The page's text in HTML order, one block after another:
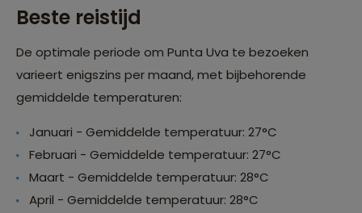
Beste reistijd
De optimale periode om Punta Uva te bezoeken
varieert enigszins per maand, met bijbehorende
gemiddelde temperaturen:
Januari - Gemiddelde temperatuur: 27°C
Februari - Gemiddelde temperatuur: 27°C
Maart - Gemiddelde temperatuur: 28°C
April - Gemiddelde temperatuur: 28°C